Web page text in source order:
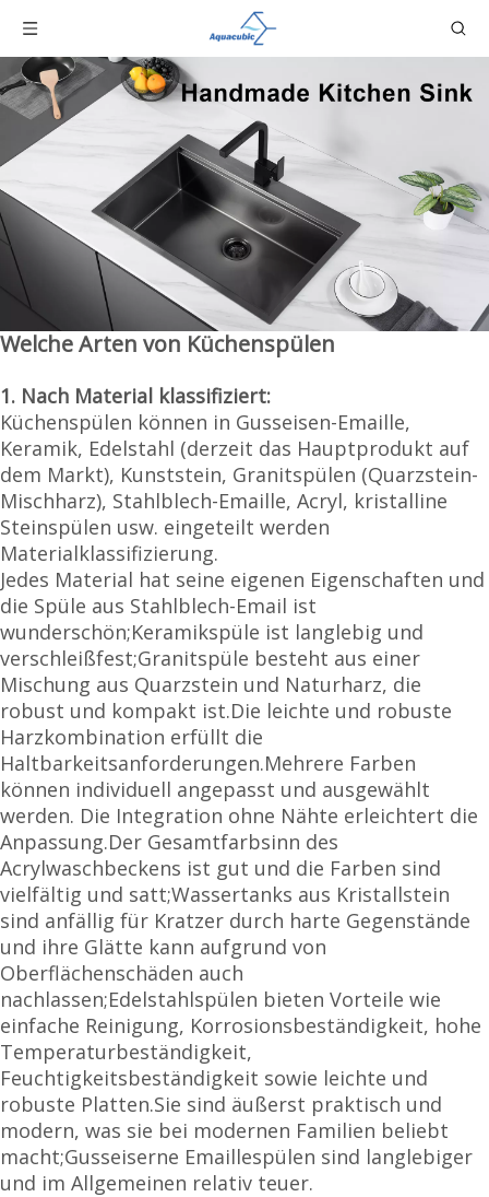
Welche Arten von Küchenspülen
1. Nach Material klassifiziert:
Küchenspülen können in Gusseisen-Emaille,
Keramik, Edelstahl (derzeit das Hauptprodukt auf
dem Markt), Kunststein, Granitspülen (Quarzstein-
Mischharz), Stahlblech-Emaille, Acryl, kristalline
Steinspülen usw. eingeteilt werden
Materialklassifizierung.
Jedes Material hat seine eigenen Eigenschaften und
die Spüle aus Stahlblech-Email ist
wunderschön;Keramikspüle ist langlebig und
verschleißfest;Granitspüle besteht aus einer
Mischung aus Quarzstein und Naturharz, die
robust und kompakt ist.Die leichte und robuste
Harzkombination erfüllt die
Haltbarkeitsanforderungen.Mehrere Farben
können individuell angepasst und ausgewählt
werden. Die Integration ohne Nähte erleichtert die
Anpassung.Der Gesamtfarbsinn des
Acrylwaschbeckens ist gut und die Farben sind
vielfältig und satt;Wassertanks aus Kristallstein
sind anfällig für Kratzer durch harte Gegenstände
und ihre Glätte kann aufgrund von
Oberflächenschäden auch
nachlassen;Edelstahlspülen bieten Vorteile wie
einfache Reinigung, Korrosionsbeständigkeit, hohe
Temperaturbeständigkeit,
Feuchtigkeitsbeständigkeit sowie leichte und
robuste Platten.Sie sind äußerst praktisch und
modern, was sie bei modernen Familien beliebt
macht;Gusseiserne Emaillespülen sind langlebiger
und im Allgemeinen relativ teuer.